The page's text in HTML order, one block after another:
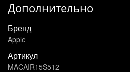
Дополнительно
Бренд
Apple
Артикул
MACAIR15S512